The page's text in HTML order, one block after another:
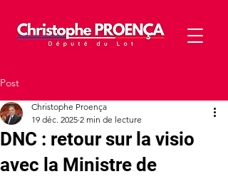
Post
DNC : retour sur la visio
avec la Ministre de
Christophe Proença
19 déc. 2025 2 min de lecture